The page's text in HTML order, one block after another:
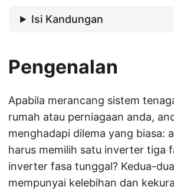
Isi Kandungan
Pengenalan
Apabila merancang sistem
rumah atau perniagaan anda,
menghadapi dilema yang biasa:
harus memilih satu inverter tiga
inverter fasa tunggal? Kedua-
mempunyai kelebihan dan